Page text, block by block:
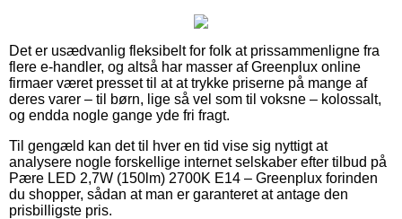
Det er usædvanlig fleksibelt for folk at prissammenligne fra
flere e-handler, og altså har masser af Greenplux online
firmaer været presset til at at trykke priserne på mange af
deres varer – til børn, lige så vel som til voksne – kolossalt,
og endda nogle gange yde fri fragt.
Til gengæld kan det til hver en tid vise sig nyttigt at
analysere nogle forskellige internet selskaber efter tilbud på
Pære LED 2,7W (150lm) 2700K E14 – Greenplux forinden
du shopper, sådan at man er garanteret at antage den
prisbilligste pris.